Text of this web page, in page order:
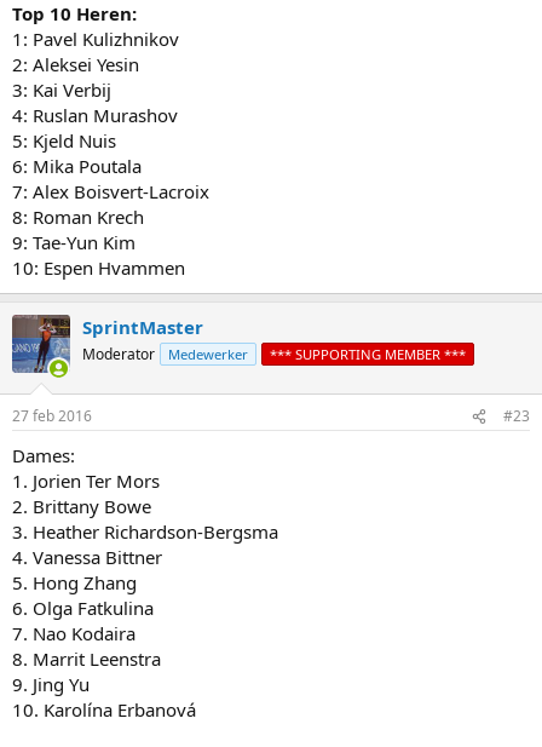
Top 10 Heren:
1: Pavel Kulizhnikov
2: Aleksei Yesin
3: Kai Verbij
4: Ruslan Murashov
5: Kjeld Nuis
6: Mika Poutala
7: Alex Boisvert-Lacroix
8: Roman Krech
9: Tae-Yun Kim
10: Espen Hvammen
SprintMaster
Moderator Medewerker *** SUPPORTING MEMBER ***
27 feb 2016 #23
Dames:
1. Jorien Ter Mors
2. Brittany Bowe
3. Heather Richardson-Bergsma
4. Vanessa Bittner
5. Hong Zhang
6. Olga Fatkulina
7. Nao Kodaira
8. Marrit Leenstra
9. Jing Yu
10. Karolína Erbanová